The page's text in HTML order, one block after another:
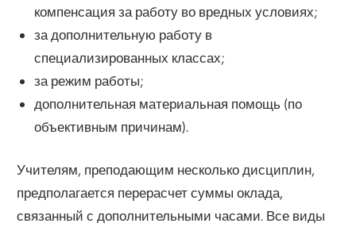
компенсация за работу во вредных условиях;
за дополнительную работу в
специализированных классах;
за режим работы;
дополнительная материальная помощь (по
объективным причинам).
Учителям, преподающим несколько дисциплин,
предполагается перерасчет суммы оклада,
связанный с дополнительными часами. Все виды